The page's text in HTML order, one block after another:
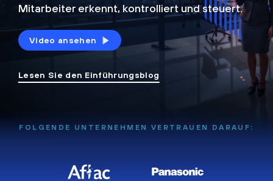
Mitarbeiter erkennt, kontrolliert undsteuert.
Video ansehen
Lesen Sie den Einführungsblog
FOLGENDE UNTERNEHMEN VERTRAUEN DARAUF: